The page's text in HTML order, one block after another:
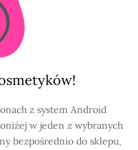
z system Android
w jeden z wybranych
bezpośrednio do sklepu,